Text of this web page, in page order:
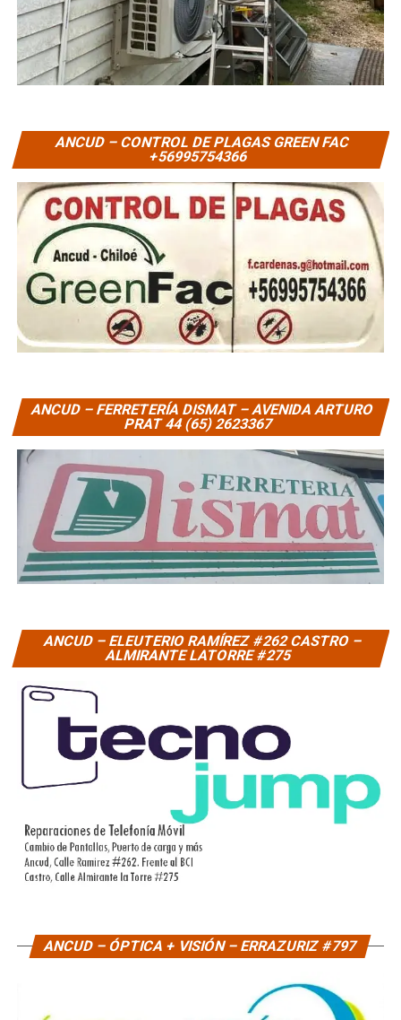
ANCUD – CONTROL DE PLAGAS GREEN FAC
+56995754366
ANCUD – FERRETERÍA DISMAT – AVENIDA ARTURO
PRAT 44 (65) 2623367
ANCUD – ELEUTERIO RAMÍREZ #262 CASTRO –
ALMIRANTE LATORRE #275
ANCUD – ÓPTICA + VISIÓN – ERRAZURIZ #797